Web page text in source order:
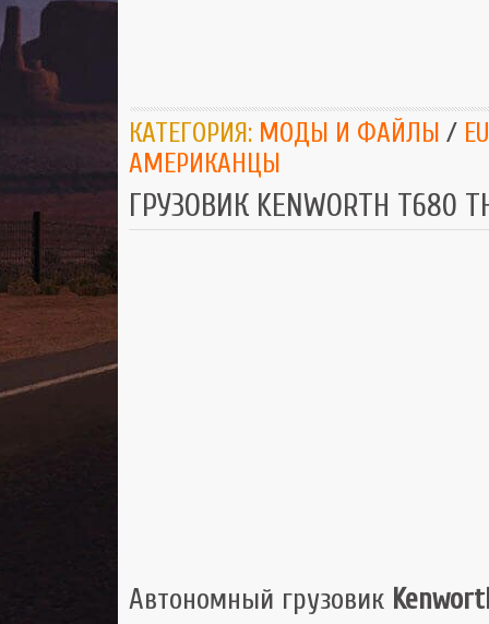
КАТЕГОРИЯ: МОДЫ И ФАЙЛЫ /
АМЕРИКАНЦЫ
ГРУЗОВИК KENWORTH T680
Автономный грузовик